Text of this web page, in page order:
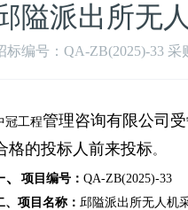
隘派出所无
标编号：QA-ZB(2025)-33 采
冠工程管理咨询有限公司受
格的投标人前来投标。
、 项目编号： QA-ZB(2025)-33
、项目名称： 邱隘派出所无人机